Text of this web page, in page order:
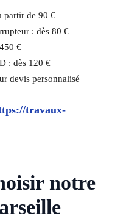
partir de 90 €
: dès 80 €
€
: dès 120 €
devis personnalisé
travaux-
notre